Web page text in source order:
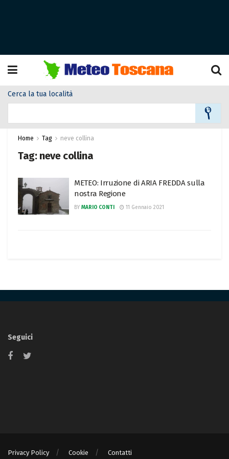
Cerca la tua località
Home Tag neve collina
Tag: neve collina
METEO: Irruzione di ARIA FREDDA sulla
nostra Regione
BY MARIO CONTI 11 Gennaio 2021
Seguici
Privacy Policy Cookie Contatti